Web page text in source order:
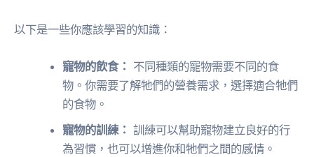
以下是一些你應該學習的知識：
寵物的飲食： 不同種類的寵物需要不同的食
物。你需要了解牠們的營養需求，選擇適合牠們
的食物。
寵物的訓練： 訓練可以幫助寵物建立良好的行
為習慣，也可以增進你和牠們之間的感情。